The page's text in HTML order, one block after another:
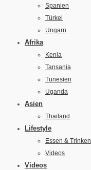
Spanien
Türkei
Ungarn
Afrika
Kenia
Tansania
Tunesien
Uganda
Asien
Thailand
Lifestyle
Essen & Trinken
Videos
Videos